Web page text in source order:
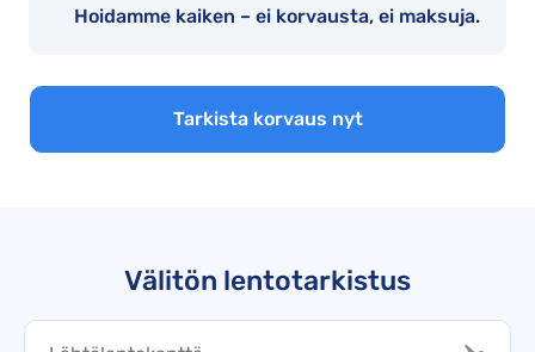
Hoidamme kaiken – ei korvausta, ei maksuja.
Tarkista korvaus nyt
Välitön lentotarkistus